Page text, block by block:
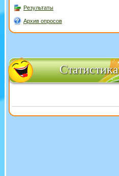
Результаты
Архив опросов
Статистика